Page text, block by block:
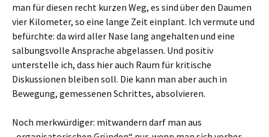
man für diesen recht kurzen Weg, es sind über den Daumen
vier Kilometer, so eine lange Zeit einplant. Ich vermute und
befürchte: da wird aller Nase lang angehalten und eine
salbungsvolle Ansprache abgelassen. Und positiv
unterstelle ich, dass hier auch Raum für kritische
Diskussionen bleiben soll. Die kann man aber auch in
Bewegung, gemessenen Schrittes, absolvieren.
Noch merkwürdiger: mitwandern darf man aus